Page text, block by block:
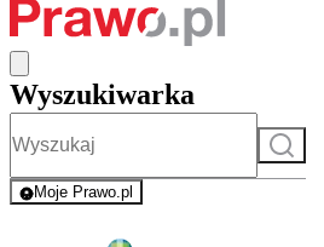
Wyszukiwarka
Szukaj
Moje Prawo.pl
- rejestracja i logowanie do serwisu